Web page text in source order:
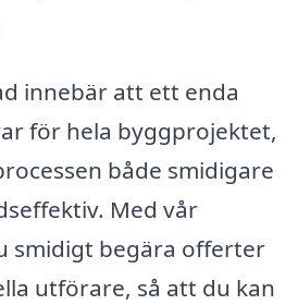
innebär att ett enda
för hela byggprojektet,
både smidigare
Med vår
smidigt begära offerter
utförare, så att du kan